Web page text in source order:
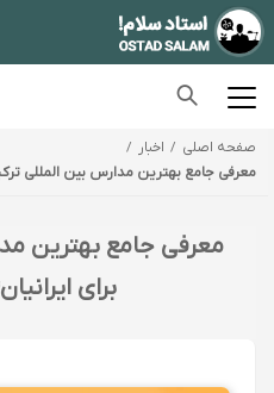
صفحه اصلی
اخبار
معرفی جامع بهترین مدارس بین المللی
معرفی جامع بهترین
برای